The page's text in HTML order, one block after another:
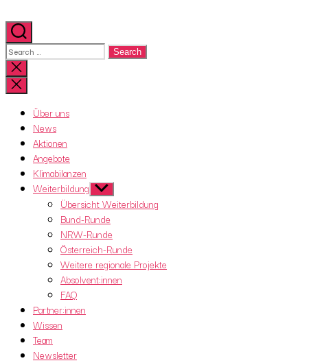
Search
for:Close
search
Über uns
News
Aktionen
Angebote
Klimabilanzen
Weiterbildung Show
sub
menu
Übersicht Weiterbildung
Bund-Runde
NRW-Runde
Österreich-Runde
Weitere regionale Projekte
Absolvent:innen
FAQ
Partner:innen
Wissen
Team
Newsletter